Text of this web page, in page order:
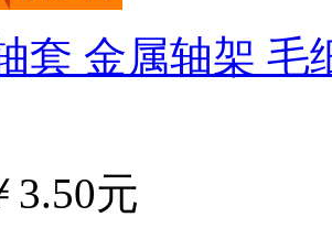
套 金属轴架 毛
3.50元